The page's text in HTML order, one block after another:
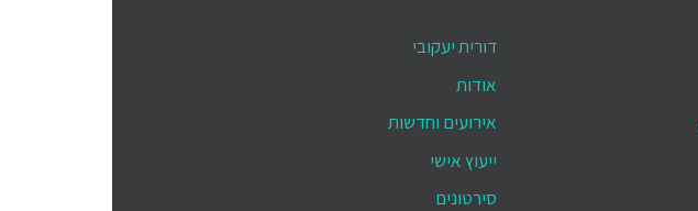
דורית יעקובי
אודות
אירועים וחדשות
ייעוץ אישי
סירטונים